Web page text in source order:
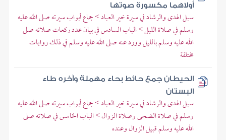
أولاهما مكسورة صوتها
سبل الهدى والرشاد في سيرة خير العباد > جماع أبواب سيرته صلى الله عليه
وسلم في صلاة الليل > الباب السادس في بيان عدد ركعات صلاته صلى
الله عليه وسلم بالليل وورد عنه صلى الله عليه وسلم في ذلك روايات
مختلفة
الحيطان جمع حائط بحاء مهملة وآخره طاء
البستان
سبل الهدى والرشاد في سيرة خير العباد > جماع أبواب سيرته صلى الله عليه
وسلم في صلاة الضحى وصلاة الزوال > الباب الخامس في صلاته صلى
الله عليه وسلم قبيل الزوال وعنده